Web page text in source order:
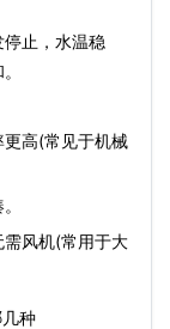
止，水温稳
高(常见于机械
风机(常用于大
种